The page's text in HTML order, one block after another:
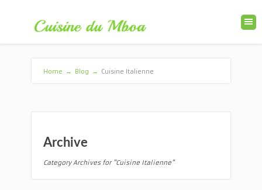
Home → Blog → Cuisine Italienne
Archive
Category Archives for "Cuisine Italienne"